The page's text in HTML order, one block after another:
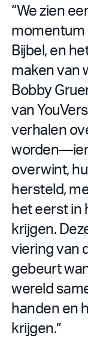
“We zien
momentum
Bijbel, en
maken van
Bobby
van
verhalen
overwint,
hersteld,
het eerst in
krijgen.
viering van
gebeurt
wereld
handen en
krijgen.”